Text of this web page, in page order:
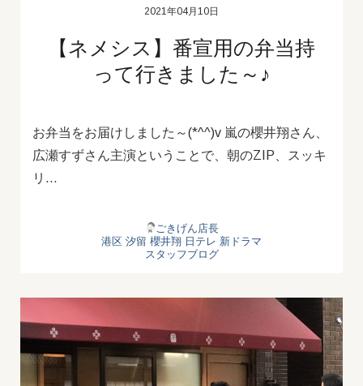
2021年04月10日
【ネメシス】番宣用の弁当持
って行きました～♪
お弁当をお届けしました～(*^^)v 嵐の櫻井翔さん、
広瀬すずさん主演ということで、朝のZIP、スッキ
リ…
ごきげん店長
港区 汐留 櫻井翔 日テレ 新ドラマ
スタッフブログ